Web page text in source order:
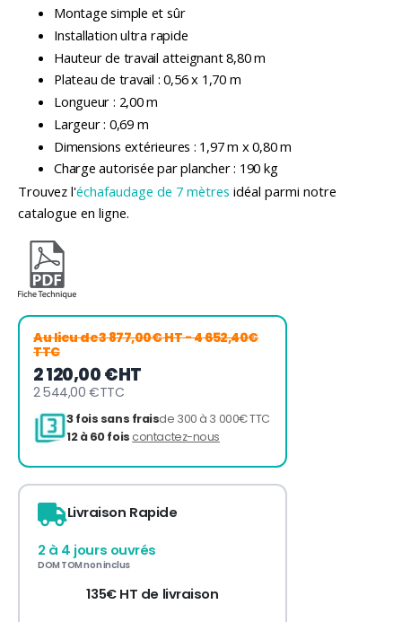
Montage simple et sûr
Installation ultra rapide
Hauteur de travail atteignant 8,80 m
Plateau de travail : 0,56 x 1,70 m
Longueur : 2,00 m
Largeur : 0,69 m
Dimensions extérieures : 1,97 m x 0,80 m
Charge autorisée par plancher : 190 kg
Trouvez l'échafaudage de 7 mètres idéal parmi notre
catalogue en ligne.
Au lieu de3 877,00€ HT- 4 652,40€
TTC
2 120,00 €HT
2 544,00 €TTC
3 fois sans frais
Livraison Rapide
2 à 4 jours ouvrés
DOM TOM non inclus
135€ HT de livraison